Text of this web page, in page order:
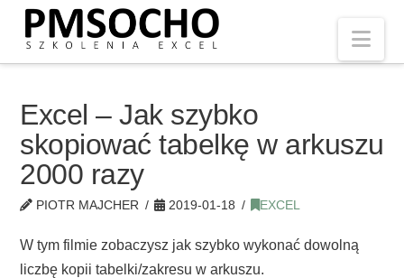
Excel – Jak szybko
skopiować tabelkę w arkuszu
2000 razy
PIOTR MAJCHER 2019-01-18 EXCEL
W tym filmie zobaczysz jak szybko wykonać dowolną
liczbę kopii tabelki/zakresu w arkuszu.